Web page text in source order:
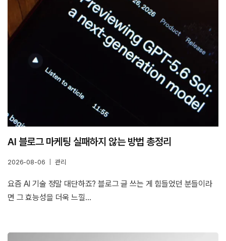
AI 블로그 마케팅 실패하지 않는 방법 총정리
2026-08-06 관리
요즘 AI 기술 정말 대단하죠? 블로그 글 쓰는 게 힘들었던 분들이라
면 그 효능성을 더욱 느낄…